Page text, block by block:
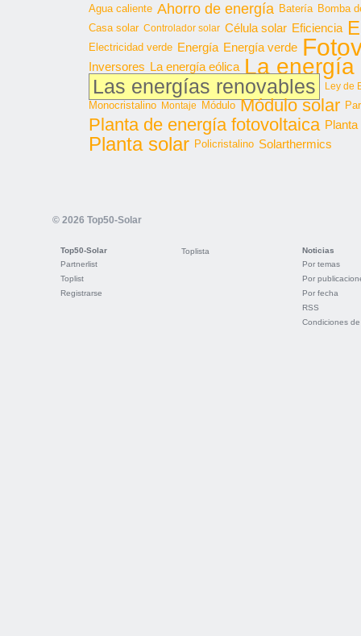
Agua caliente Ahorro de energía Batería Bomba
Casa solar Controlador solar Célula solar Eficiencia
Electricidad verde Energía Energía verde
Inversores La energía eólica La energía
Las energías renovables Ley de
Monocristalino Montaje Módulo Módulo solar
Planta de energía fotovoltaica
Planta solar Policristalino Solarthermics
© 2026 Top50-Solar
Top50-Solar
Partnerlist
Toplist
Registrarse
Toplista
Noticias
Por temas
Por
Por fecha
RSS
Condiciones